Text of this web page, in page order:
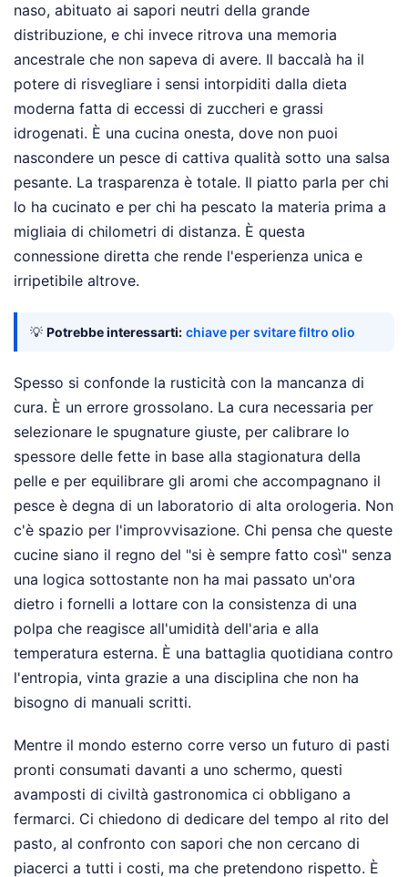
naso, abituato ai sapori neutri della grande
distribuzione, e chi invece ritrova una memoria
ancestrale che non sapeva di avere. Il baccalà ha il
potere di risvegliare i sensi intorpiditi dalla dieta
moderna fatta di eccessi di zuccheri e grassi
idrogenati. È una cucina onesta, dove non puoi
nascondere un pesce di cattiva qualità sotto una salsa
pesante. La trasparenza è totale. Il piatto parla per chi
lo ha cucinato e per chi ha pescato la materia prima a
migliaia di chilometri di distanza. È questa
connessione diretta che rende l'esperienza unica e
irripetibile altrove.
💡 Potrebbe interessarti: chiave per svitare filtro olio
Spesso si confonde la rusticità con la mancanza di
cura. È un errore grossolano. La cura necessaria per
selezionare le spugnature giuste, per calibrare lo
spessore delle fette in base alla stagionatura della
pelle e per equilibrare gli aromi che accompagnano il
pesce è degna di un laboratorio di alta orologeria. Non
c'è spazio per l'improvvisazione. Chi pensa che queste
cucine siano il regno del "si è sempre fatto così" senza
una logica sottostante non ha mai passato un'ora
dietro i fornelli a lottare con la consistenza di una
polpa che reagisce all'umidità dell'aria e alla
temperatura esterna. È una battaglia quotidiana contro
l'entropia, vinta grazie a una disciplina che non ha
bisogno di manuali scritti.
Mentre il mondo esterno corre verso un futuro di pasti
pronti consumati davanti a uno schermo, questi
avamposti di civiltà gastronomica ci obbligano a
fermarci. Ci chiedono di dedicare del tempo al rito del
pasto, al confronto con sapori che non cercano di
piacerci a tutti i costi, ma che pretendono rispetto. È